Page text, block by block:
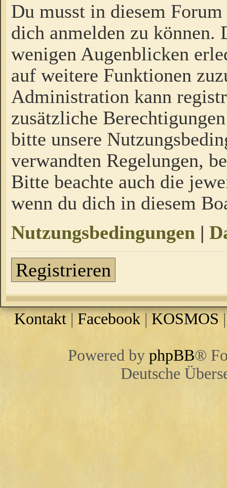
Du musst in diesem
dich anmelden zu
wenigen Augenblicken
auf weitere Funktionen
Administration kann
zusätzliche
bitte unsere
verwandten Regelungen,
Bitte beachte auch die
wenn du dich in diesem
Nutzungsbedingungen |
Registrieren
Kontakt | Facebook |KOSMOS
Powered by phpBB®
Deutsche